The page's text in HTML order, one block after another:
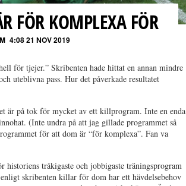
FÖR KOMPLEXA FÖR
4:08 21 NOV 2019
för tjejer.” Skribenten hade hittat en annan mindre
uteblivna pass. Hur det påverkade resultatet
är på tok för mycket av ett killprogram. Inte en enda
(Inte undra på att jag gillade programmet så
för att dom är “för komplexa”. Fan va
tråkigaste och jobbigaste träningsprogram
skribenten killar för dom har ett hävdelsebehov